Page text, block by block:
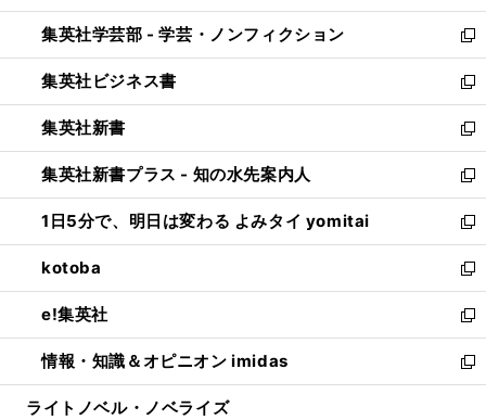
開
く
ウ
で
開
く
ン
ド
ウ
で
開
く
ウ
ィ
ン
ド
ウ
で
開
く
集英社学芸部 - 学芸・ノンフィクション
新
し
い
ウ
ィ
ン
ド
ウ
で
開
く
集英社ビジネス書
新
し
い
ウ
ィ
ン
ド
ウ
で
開
く
集英社新書
新
し
い
ウ
ィ
ン
ド
ウ
で
開
く
集英社新書プラス - 知の水先案内人
新
し
い
ウ
ィ
ン
ド
ウ
で
開
1日5分で、明日は変わる よみタイ yomitai
新
し
い
ウ
ィ
ン
ド
ウ
kotoba
新
し
い
ウ
ィ
ン
e!集英社
新
し
い
ウ
情報・知識＆オピニオン imidas
新
し
ライトノベル・ノベライズ